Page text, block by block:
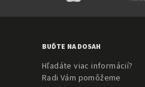
BUĎTE NA DOSAH
Hľadáte viac informácií?
Radi Vám pomôžeme